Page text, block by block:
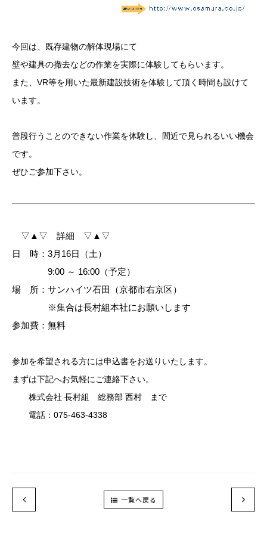
今回は、既存建物の解体現場にて
壁や建具の撤去などの作業を実際に体験してもらいます。
また、VR等を用いた最新建設技術を体験して頂く時間も設けて
います。
普段行うことのできない作業を体験し、間近で見られるいい機会
です。
ぜひご参加下さい。
▽▲▽ 詳細 ▽▲▽
日 時：3月16日（土）
9:00 ～ 16:00（予定）
場 所：サンハイツ石田（京都市右京区）
※集合は長村組本社にお願いします
参加費：無料
参加を希望される方には申込書をお送りいたします。
まずは下記へお気軽にご連絡下さい。
株式会社 長村組 総務部 西村 まで
電話：075-463-4338
一覧へ戻る